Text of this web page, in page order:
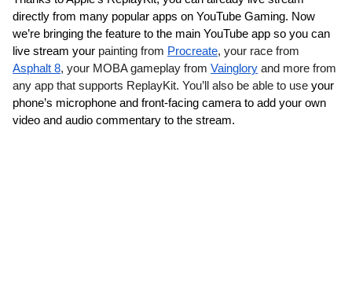
directly from many popular apps on YouTube Gaming. Now
we’re bringing the feature to the main YouTube app so you can
live stream your painting from Procreate
Asphalt 8, your MOBA gameplay from Vainglory and more from
any app that supports ReplayKit. You’ll also be able to use your
phone’s microphone and front-facing camera to add your own
video and audio commentary to the stream.